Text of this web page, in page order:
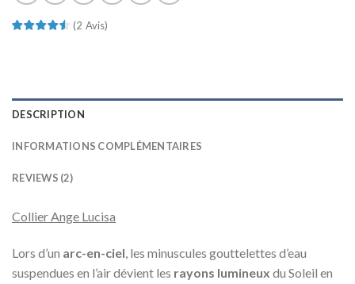
(2 Avis)
DESCRIPTION
INFORMATIONS COMPLÉMENTAIRES
REVIEWS (2)
Collier Ange Lucisa
Lors d’un arc-en-ciel, les minuscules gouttelettes d’eau
suspendues en l’air dévient les rayons lumineux du Soleil en